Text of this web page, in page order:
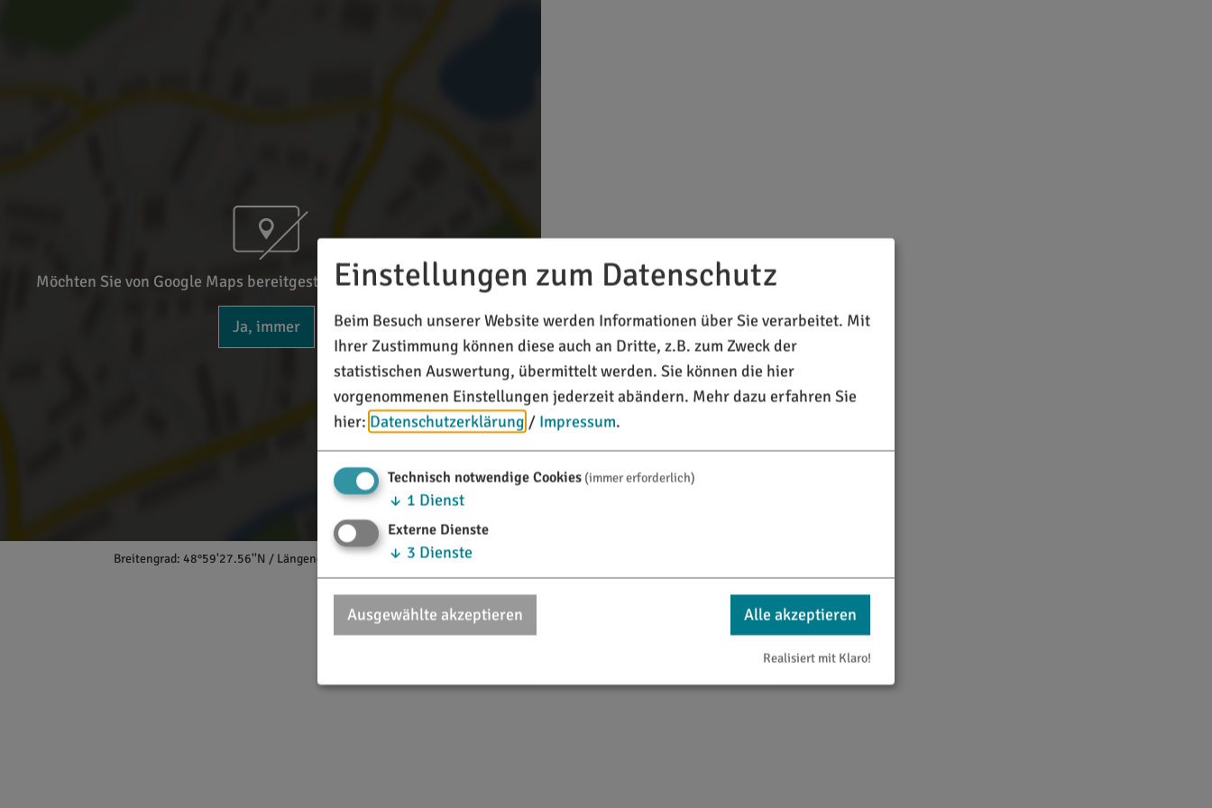
Möchten Sie von Google Maps bereitgestellte externe Inhalte laden?
Ja, immer
Breitengrad: 48°59'27.56''N / Längengrad: 11°10'45.74''E
Einstellungen zum Datenschutz
Beim Besuch unserer Website werden Informationen über Sie verarbeitet. Mit
Ihrer Zustimmung können diese auch an Dritte, z.B. zum Zweck der
statistischen Auswertung, übermittelt werden. Sie können die hier
vorgenommenen Einstellungen jederzeit abändern. Mehr dazu erfahren Sie
hier: Datenschutzerklärung / Impressum.
Technisch notwendige Cookies (immer erforderlich)
↓ 1 Dienst
Externe Dienste
↓ 3 Dienste
Ausgewählte akzeptieren Alle akzeptieren
Realisiert mit Klaro!